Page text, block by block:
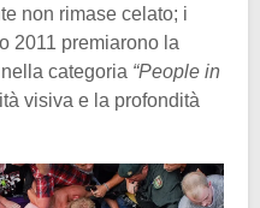
non rimase celato; i
2011 premiarono la
categoria “People in
visiva e la profondità